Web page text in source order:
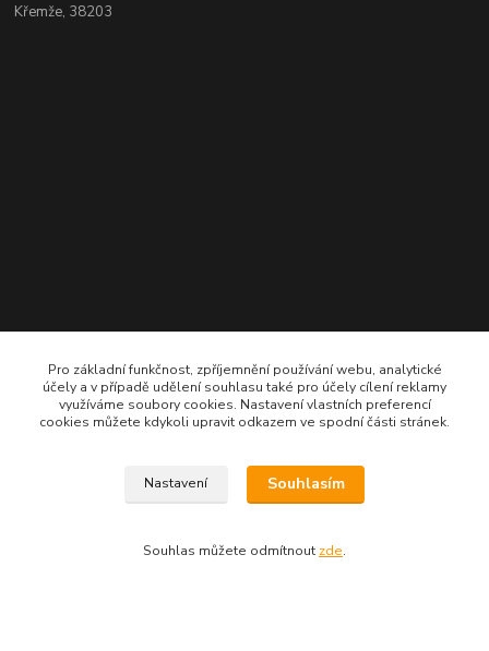
Křemže, 38203
Pro základní funkčnost, zpříjemnění používání webu, analytické
účely a v případě udělení souhlasu také pro účely cílení reklamy
využíváme soubory cookies. Nastavení vlastních preferencí
cookies můžete kdykoli upravit odkazem ve spodní části stránek.
Nastavení Souhlasím
Souhlas můžete odmítnout zde.